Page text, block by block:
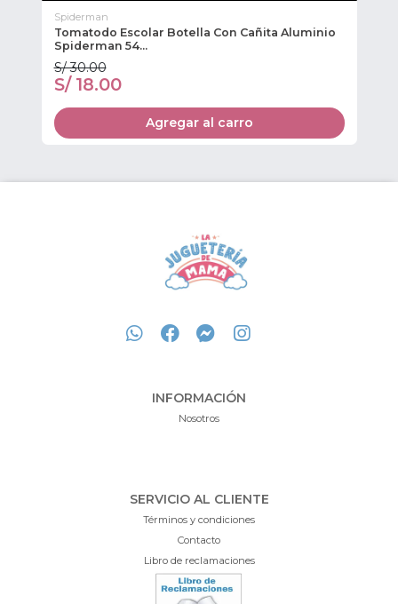
Spiderman
Tomatodo Escolar Botella Con Cañita Aluminio
Spiderman 54...
S/ 30.00
S/ 18.00
Agregar al carro
INFORMACIÓN
Nosotros
SERVICIO AL CLIENTE
Términos y condiciones
Contacto
Libro de reclamaciones